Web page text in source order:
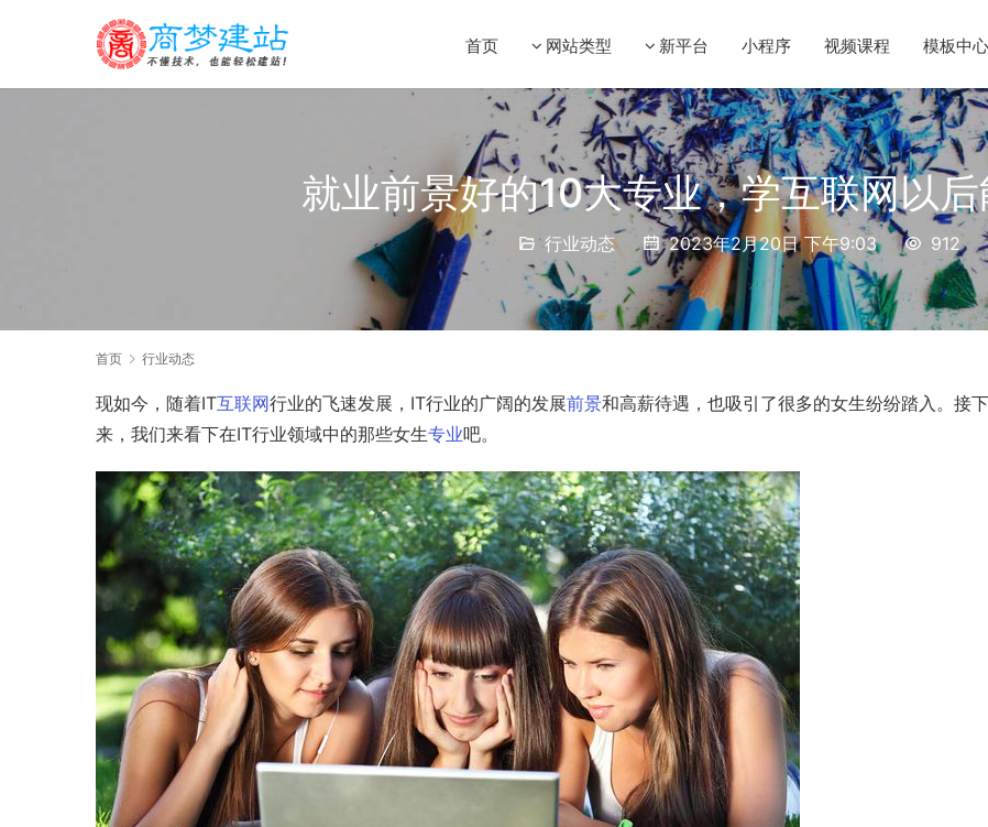
首页 网站类型 新平台 小程序 视频课程 模板中心
就业前景好的10大专业，学互联网以
行业动态 2023年2月20日 下午9:03 912
首页 行业动态
现如今，随着IT互联网行业的飞速发展，IT行业的广阔的发展前景和高薪待遇，也吸引了很多的女生纷纷踏入。接下
来，我们来看下在IT行业领域中的那些女生专业吧。